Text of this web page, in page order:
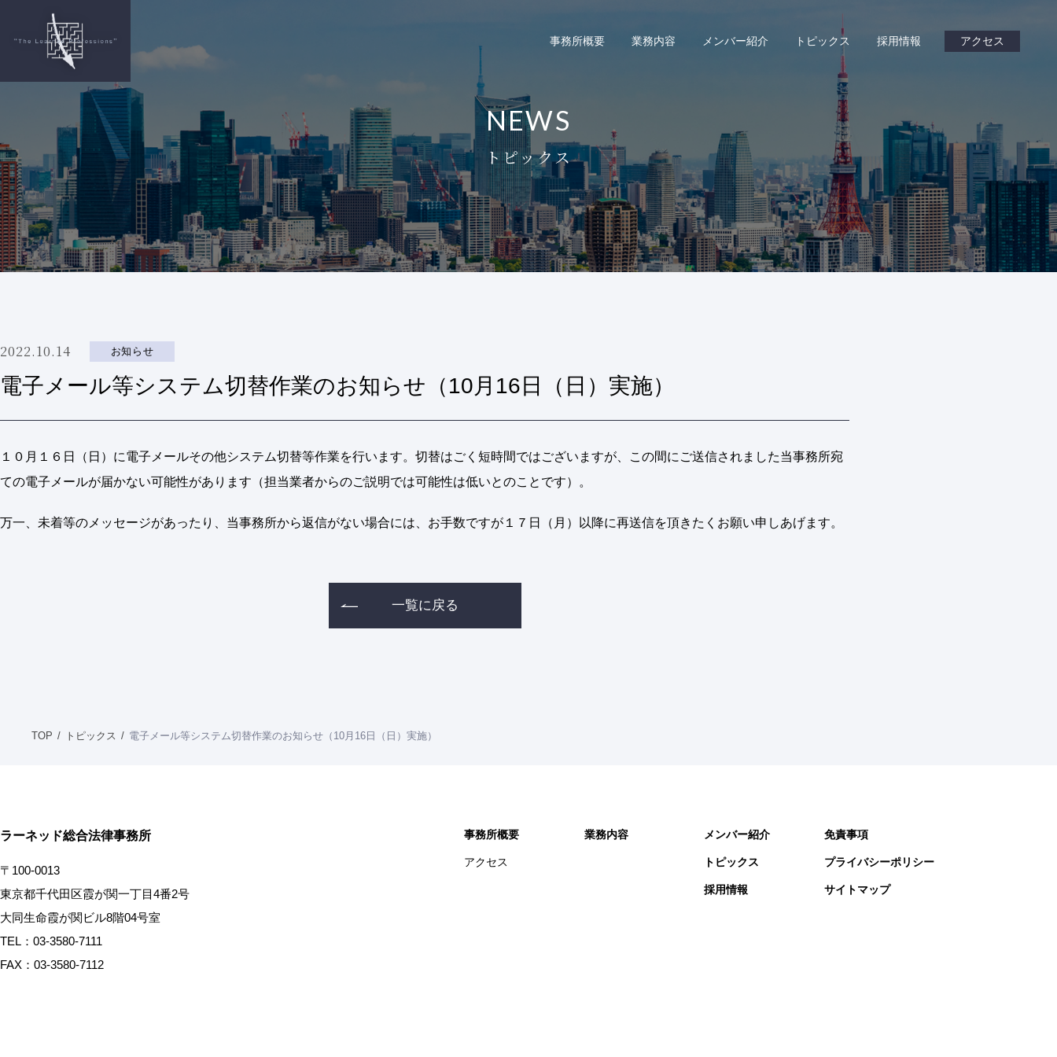
事務所概要 業務内容 メンバー紹介 トピックス 採用情報 アクセス
NEWS
トピックス
2022.10.14 お知らせ
電子メール等システム切替作業のお知らせ（10月16日（日）実施）
１０月１６日（日）に電子メールその他システム切替等作業を行います。切替はごく短時間ではございますが、この間にご送信されました当事務所宛
ての電子メールが届かない可能性があります（担当業者からのご説明では可能性は低いとのことです）。
万一、未着等のメッセージがあったり、当事務所から返信がない場合には、お手数ですが１７日（月）以降に再送信を頂きたくお願い申しあげます。
一覧に戻る
TOP トピックス 電子メール等システム切替作業のお知らせ（10月16日（日）実施）
ラーネッド総合法律事務所
〒100-0013
東京都千代田区霞が関一丁目4番2号
大同生命霞が関ビル8階04号室
TEL：03-3580-7111
FAX：03-3580-7112
事務所概要
アクセス
業務内容 メンバー紹介
トピックス
採用情報
免責事項
プライバシーポリシー
サイトマップ